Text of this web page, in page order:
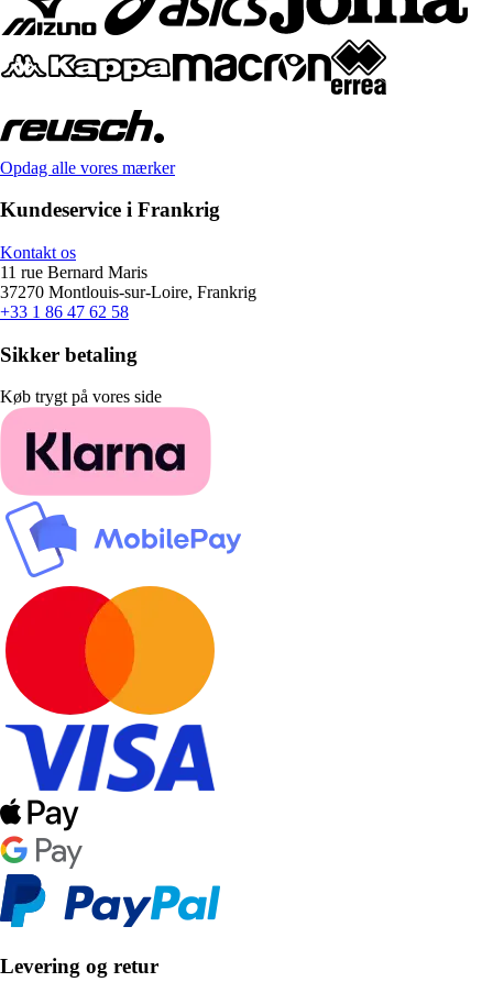
Opdag alle vores mærker
Kundeservice i Frankrig
Kontakt os
11 rue Bernard Maris
37270 Montlouis-sur-Loire, Frankrig
+33 1 86 47 62 58
Sikker betaling
Køb trygt på vores side
Levering og retur